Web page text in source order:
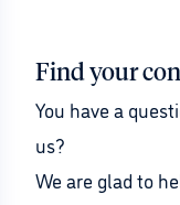
Find your
You have a
us?
We are glad to